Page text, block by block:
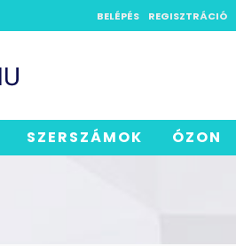
BELÉPÉS REGISZTRÁCIÓ
SZERSZÁMOK ÓZON